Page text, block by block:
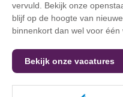
vervuld. Bekijk onze
blijf op de hoogte van
binnenkort dan wel voor één
Bekijk onze vacatures